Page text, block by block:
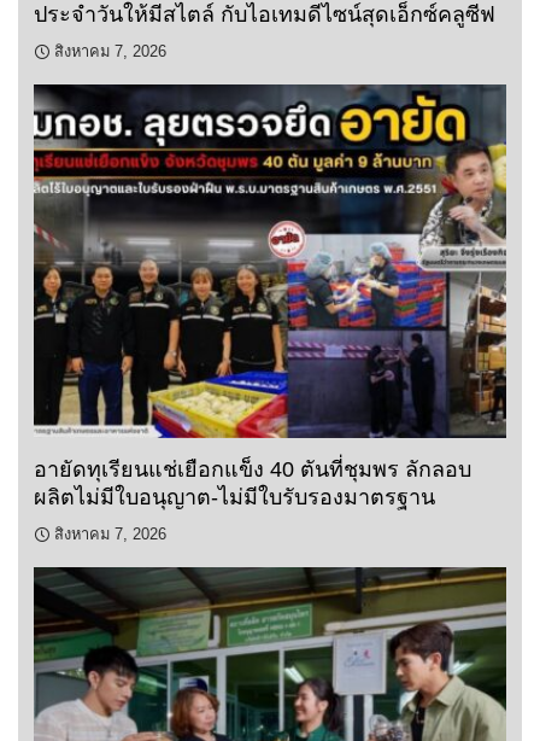
ประจำวันให้มีสไตล์ กับไอเทมดีไซน์สุดเอ็กซ์คลูซีฟ
สิงหาคม 7, 2026
อายัดทุเรียนแช่เยือกแข็ง 40 ตันที่ชุมพร ลักลอบ
ผลิตไม่มีใบอนุญาต-ไม่มีใบรับรองมาตรฐาน
สิงหาคม 7, 2026